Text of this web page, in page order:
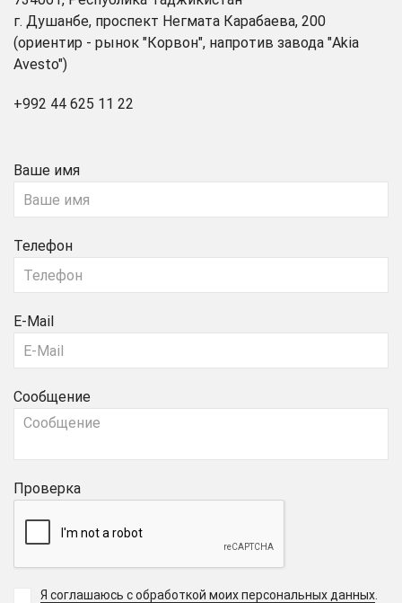
г. Душанбе, проспект Негмата Карабаева, 200
(ориентир - рынок "Корвон", напротив завода "Akia
Avesto")
+992 44 625 11 22
Ваше имя
Телефон
E-Mail
Сообщение
Проверка
Я соглашаюсь с обработкой моих персональных данных